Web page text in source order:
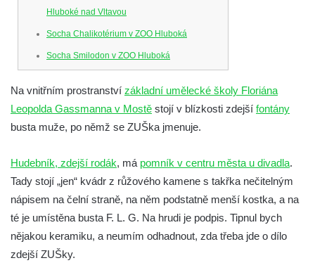
Hluboké nad Vltavou
Socha Chalikotérium v ZOO Hluboká
Socha Smilodon v ZOO Hluboká
Socha Koroun bezzubý v ZOO Hluboká
Socha Plejtvák obrovský v ZOO Hluboká
Socha Mamutí lebka v ZOO Hluboká
Socha Mamut srstnatý v ZOO Hluboká
Socha Orel v ZOO Hluboká
Socha Přátelství v ZOO Hluboká
Na vnitřním prostranství základní umělecké školy Floriána
Leopolda Gassmanna v Mostě stojí v blízkosti zdejší fontány
busta muže, po němž se ZUŠka jmenuje.
Hudebník, zdejší rodák, má pomník v centru města u divadla.
Tady stojí „jen“ kvádr z růžového kamene s takřka nečitelným
nápisem na čelní straně, na něm podstatně menší kostka, a na
té je umístěna busta F. L. G. Na hrudi je podpis. Tipnul bych
nějakou keramiku, a neumím odhadnout, zda třeba jde o dílo
zdejší ZUŠky.